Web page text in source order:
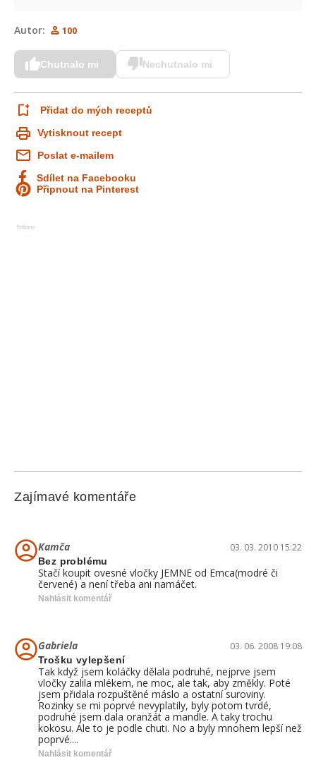
Autor: 100
Chutnalo mi Nechutnalo mi
Přidat do mých receptů
Vytisknout recept
Poslat e-mailem
Sdílet na Facebooku
Připnout na Pinterest
Reklama
Zajímavé komentáře
Kamča 03. 03. 2010 15:22
Bez problému
Stačí koupit ovesné vločky JEMNE od Emca(modré či
červené) a není třeba ani namáčet.
Nahlásit komentář
Gabriela 03. 06. 2008 19:08
Trošku vylepšení
Tak když jsem koláčky dělala podruhé, nejprve jsem
vločky zalila mlékem, ne moc, ale tak, aby změkly. Poté
jsem přidala rozpuštěné máslo a ostatní suroviny.
Rozinky se mi poprvé nevyplatily, byly potom tvrdé,
podruhé jsem dala oranžát a mandle. A taky trochu
kokosu. Ale to je podle chuti. No a byly mnohem lepší než
poprvé....
Nahlásit komentář